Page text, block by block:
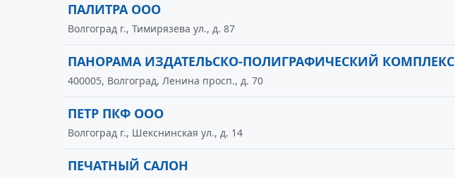
ПАЛИТРА ООО
Волгоград г., Тимирязева ул., д. 87
ПАНОРАМА ИЗДАТЕЛЬСКО-ПОЛИГРАФИЧЕСКИЙ КОМПЛЕКС
400005, Волгоград, Ленина просп., д. 70
ПЕТР ПКФ ООО
Волгоград г., Шекснинская ул., д. 14
ПЕЧАТНЫЙ САЛОН